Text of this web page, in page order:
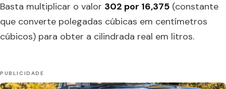
Basta multiplicar o valor 302 por 16,375 (constante
que converte polegadas cúbicas em centímetros
cúbicos) para obter a cilindrada real em litros.